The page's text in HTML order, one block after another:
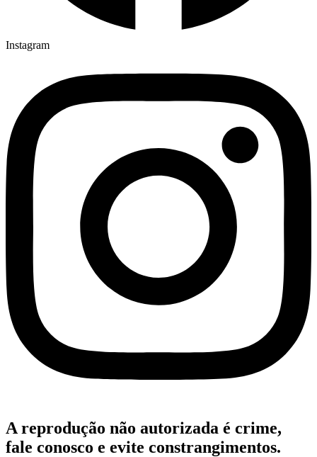
Instagram
A reprodução não autorizada é crime,
fale conosco e evite constrangimentos.